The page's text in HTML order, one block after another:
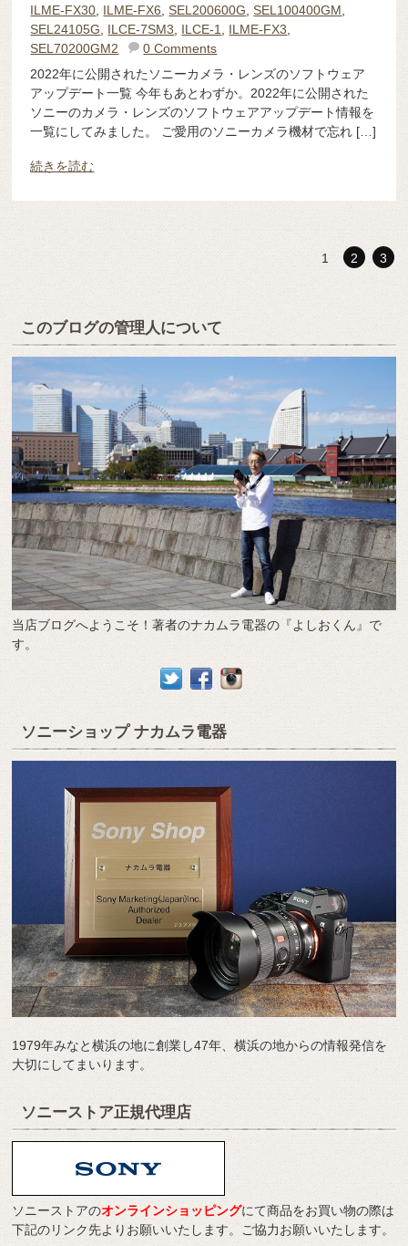
ILME-FX30, ILME-FX6,SEL200600G,SEL100400GM,
SEL24105G, ILCE-7SM3, ILCE-1, ILME-FX3,
SEL70200GM2
0 Comments
2022年に公開されたソニーカメラ・レンズのソフトウェア
アップデート一覧 今年もあとわずか。2022年に公開された
ソニーのカメラ・レンズのソフトウェアアップデート情報を
一覧にしてみました。 ご愛用のソニーカメラ機材で忘れ […]
続きを読む
1 2 3
このブログの管理人について
当店ブログへようこそ！著者のナカムラ電器の『よしおくん』で
す。
ソニーショップ ナカムラ電器
1979年みなと横浜の地に創業し47年、横浜の地からの情報発信を
大切にしてまいります。
ソニーストア正規代理店
ソニーストアのオンラインショッピングにて商品をお買い物の際は
下記のリンク先よりお願いいたします。ご協力お願いいたします。